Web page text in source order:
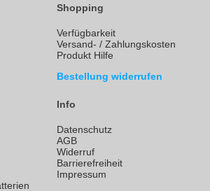
Shopping
Verfügbarkeit
Versand- / Zahlungskosten
Produkt Hilfe
Bestellung widerrufen
Info
Datenschutz
AGB
Widerruf
Barrierefreiheit
Impressum